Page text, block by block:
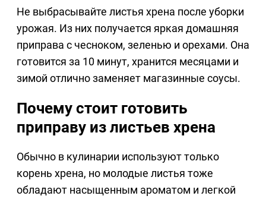
Не выбрасывайте листья хрена после уборки
урожая. Из них получается яркая домашняя
приправа с чесноком, зеленью и орехами. Она
готовится за 10 минут, хранится месяцами и
зимой отлично заменяет магазинные соусы.
Почему стоит готовить
приправу из листьев хрена
Обычно в кулинарии используют только
корень хрена, но молодые листья тоже
обладают насыщенным ароматом и легкой